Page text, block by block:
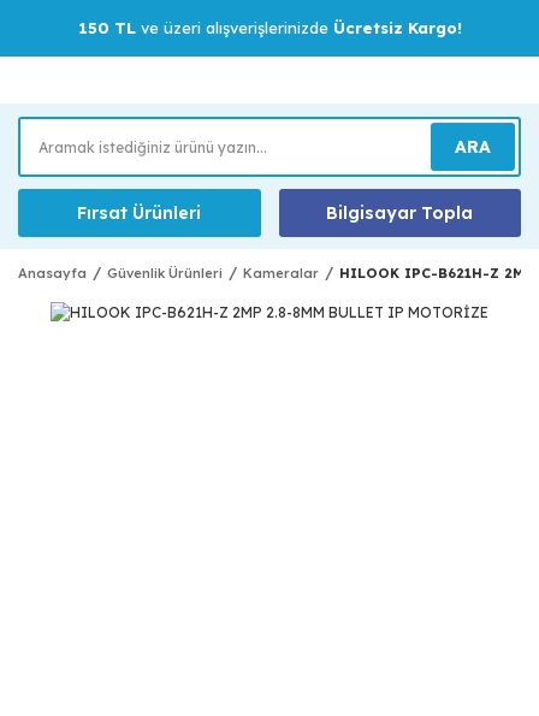
150 TLve üzeri alışverişlerinizde Ücretsiz Kargo!
ARA
Fırsat Ürünleri Bilgisayar Topla
Anasayfa Güvenlik Ürünleri Kameralar HILOOK IPC-B621H-Z